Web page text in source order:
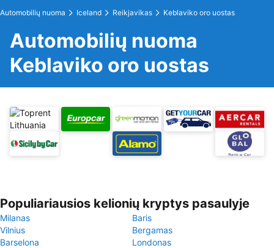
Automobilių nuoma Iceland Reikjavikas Keblaviko oro uostas
Automobilių nuoma
Keblaviko oro uostas
Populiariausios kelionių kryptys pasaulyje
Milanas
Baris
Vilnius
Bergamas
Barselona
Londonas